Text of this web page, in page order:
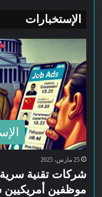
الإستخبارات
25 مارس، 2025
شركات تقنية
موظفين